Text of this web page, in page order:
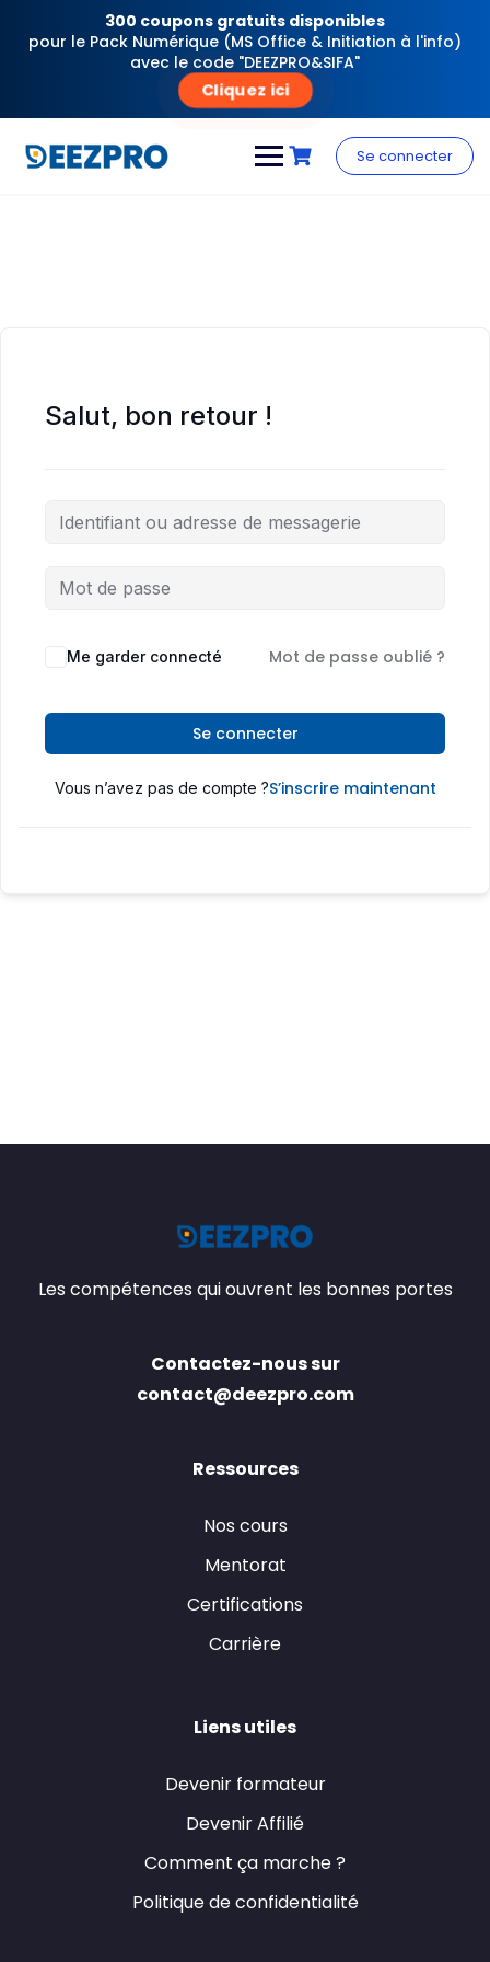
300 coupons gratuits disponibles
pour le Pack Numérique (MS Office & Initiation à l'info)
avec le code "DEEZPRO&SIFA"
Cliquez ici
content
Se connecter
Salut, bon retour !
Me garder connecté Mot de passe oublié ?
Se connecter
Vous n’avez pas de compte ?S’inscrire maintenant
Les compétences qui ouvrent les bonnes portes
Contactez-nous sur
contact@deezpro.com
Ressources
Nos cours
Mentorat
Certifications
Carrière
Liens utiles
Devenir formateur
Devenir Affilié
Comment ça marche ?
Politique de confidentialité